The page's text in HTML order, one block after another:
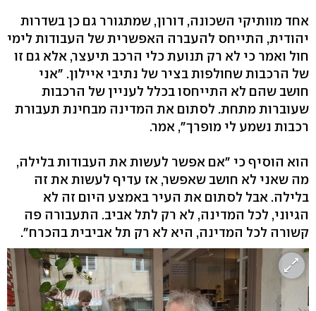
אחד מוותיקי השכונה, דורון, שמתגורר גם כן בשדרות
יהודית, התייחס להעברה האפשרית של העבודות לימי
חול ואמר כי לא רק תנועת כלי הרכב תיעצר, אלא גם זו
של הרכבות שחולפות בציר של נתיבי איילון. "אני
חושב שהם לא התייחסו בכלל לעניין של הרכבות
שעוברות מתחת. לסתום את המדינה מבחינת תעבורת
רכבות נשמע לי מופרך", אמר.
הוא הוסיף כי "אם אפשר לעשות את העבודות בלילה,
מה שאני לא חושב שאפשר, אז עדיף לעשות את זה
בלילה. אבל לסתום את העיר באמצע היום זה לא
הגיוני, לכל המדינה, לא רק לתל אביב. התעבורה פה
קשורה לכל המדינה, היא לא רק תל אביבית בהכרח".